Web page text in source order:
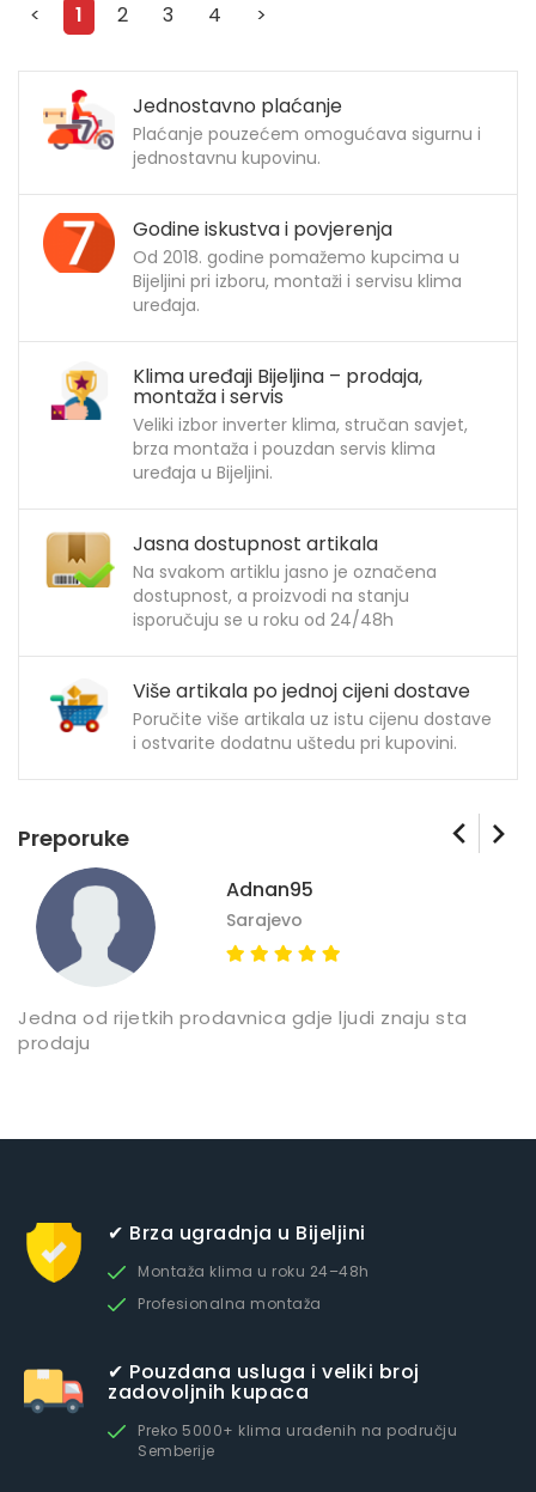
< 1 2 3 4 >
Jednostavno plaćanje
Plaćanje pouzećem omogućava sigurnu i
jednostavnu kupovinu.
Godine iskustva i povjerenja
Od 2018. godine pomažemo kupcima u
Bijeljini pri izboru, montaži i servisu klima
uređaja.
Klima uređaji Bijeljina – prodaja,
montaža i servis
Veliki izbor inverter klima, stručan savjet,
brza montaža i pouzdan servis klima
uređaja u Bijeljini.
Jasna dostupnost artikala
Na svakom artiklu jasno je označena
dostupnost, a proizvodi na stanju
isporučuju se u roku od 24/48h
Više artikala po jednoj cijeni dostave
Poručite više artikala uz istu cijenu dostave
i ostvarite dodatnu uštedu pri kupovini.
Preporuke
Adnan95
Sarajevo
Jedna od rijetkih prodavnica gdje ljudi znaju sta
prodaju
✔ Brza ugradnja u Bijeljini
Montaža klima u roku 24–48h
Profesionalna montaža
✔ Pouzdana usluga i veliki broj
zadovoljnih kupaca
Preko 5000+ klima urađenih na području
Semberije